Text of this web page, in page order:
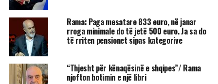
Rama: Paga mesatare 833 euro, në janar
rroga minimale do të jetë 500 euro. Ja sa do
të rriten pensionet sipas kategorive
“Thjesht për kënaqësinë e shqipes”/ Rama
njofton botimin e një libri